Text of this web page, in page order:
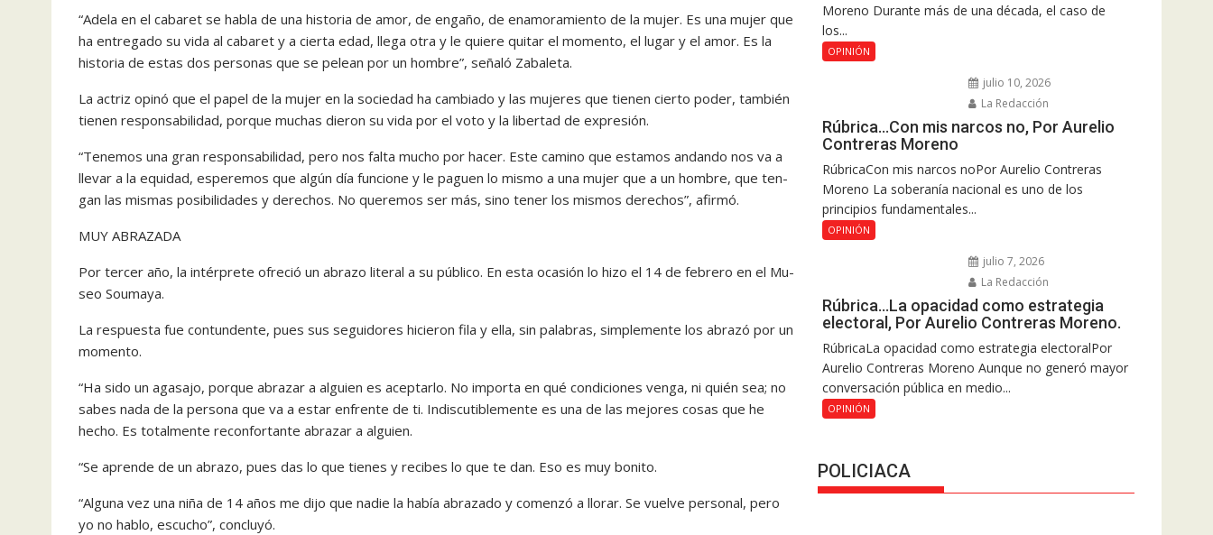
“Adela en el cabaret se ha­bla de una historia de amor, de engaño, de enamoramiento de la mujer. Es una mujer que
ha entregado su vida al caba­ret y a cierta edad, llega otra y le quiere quitar el momento, el lugar y el amor. Es la
historia de estas dos personas que se pelean por un hombre”, seña­ló Zabaleta.
La actriz opinó que el papel de la mujer en la sociedad ha cambiado y las mujeres que tienen cierto poder, también
tienen res­ponsabilidad, por­que muchas dieron su vida por el voto y la libertad de expresión.
“Tenemos una gran responsabili­dad, pero nos falta mucho por hacer. Este camino que estamos andando nos va a
lle­var a la equidad, esperemos que algún día funcione y le paguen lo mismo a una mu­jer que a un hombre, que ten­
gan las mismas posibilidades y derechos. No queremos ser más, sino tener los mismos derechos”, afirmó.
MUY ABRAZADA
Por tercer año, la intérpre­te ofreció un abrazo literal a su público. En esta ocasión lo hizo el 14 de febrero en el Mu­
seo Soumaya.
La respuesta fue contun­dente, pues sus seguidores hi­cieron fila y ella, sin palabras, simplemente los abrazó por un
momento.
“Ha sido un agasajo, por­que abrazar a alguien es aceptarlo. No importa en qué condiciones venga, ni quién sea; no
sabes nada de la per­sona que va a estar enfren­te de ti. Indiscutiblemente es una de las mejores cosas que he
hecho. Es totalmente re­confortante abrazar a alguien.
“Se aprende de un abrazo, pues das lo que tienes y reci­bes lo que te dan. Eso es muy bonito.
“Alguna vez una niña de 14 años me dijo que nadie la había abrazado y comenzó a llorar. Se vuelve personal, pero
yo no hablo, escucho”, concluyó.
Moreno Durante más de una década, el caso de
los...
OPINIÓN
julio 10, 2026
La Redacción
Rúbrica…Con mis narcos no, Por Aurelio
Contreras Moreno
RúbricaCon mis narcos noPor Aurelio Contreras
Moreno La soberanía nacional es uno de los
principios fundamentales...
OPINIÓN
julio 7, 2026
La Redacción
Rúbrica…La opacidad como estrategia
electoral, Por Aurelio Contreras Moreno.
RúbricaLa opacidad como estrategia electoralPor
Aurelio Contreras Moreno Aunque no generó mayor
conversación pública en medio...
OPINIÓN
POLICIACA